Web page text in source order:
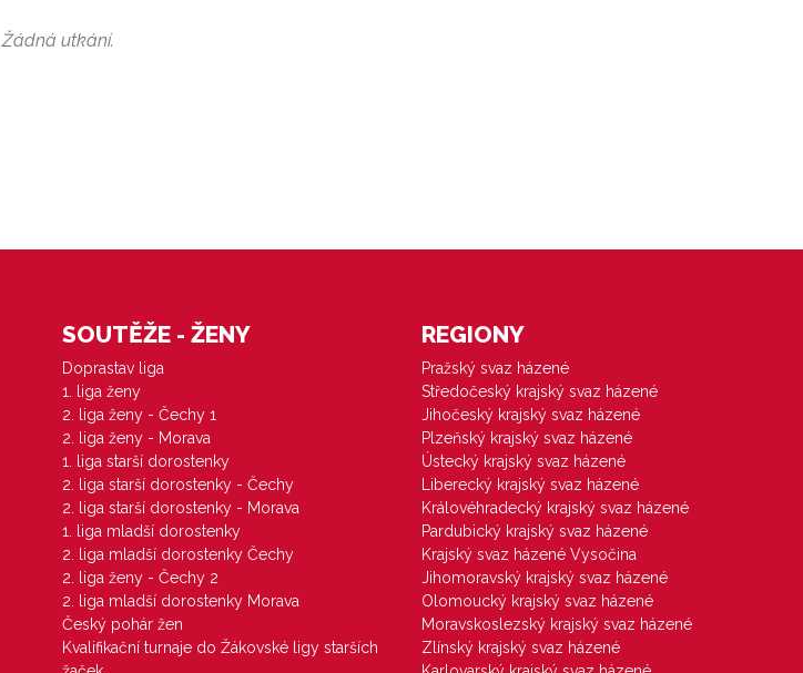
Žádná utkání.
SOUTĚŽE - ŽENY
Doprastav liga
1. liga ženy
2. liga ženy - Čechy 1
2. liga ženy - Morava
1. liga starší dorostenky
2. liga starší dorostenky - Čechy
2. liga starší dorostenky - Morava
1. liga mladší dorostenky
2. liga mladší dorostenky Čechy
2. liga ženy - Čechy 2
2. liga mladší dorostenky Morava
Český pohár žen
Kvalifikační turnaje do Žákovské ligy starších
REGIONY
Pražský svaz házené
Středočeský krajský svaz házené
Jihočeský krajský svaz házené
Plzeňský krajský svaz házené
Ústecký krajský svaz házené
Liberecký krajský svaz házené
Královéhradecký krajský svaz házené
Pardubický krajský svaz házené
Krajský svaz házené Vysočina
Jihomoravský krajský svaz házené
Olomoucký krajský svaz házené
Moravskoslezský krajský svaz házené
Zlínský krajský svaz házené